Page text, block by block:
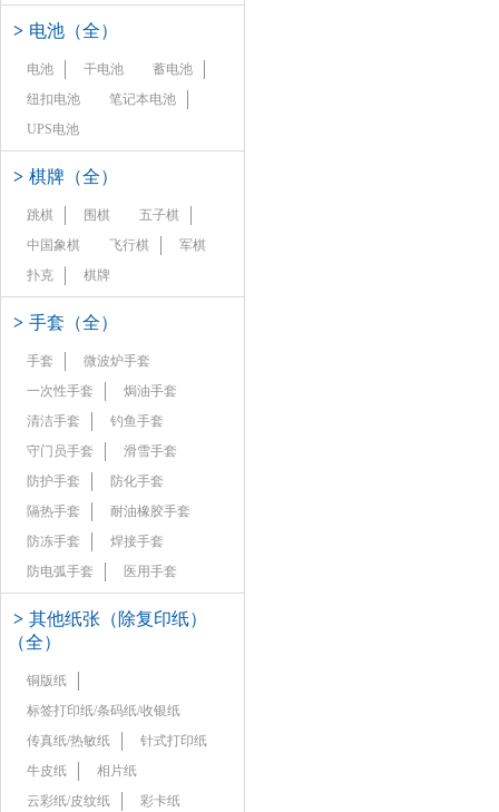
> 电池（全）
电池 干电池
蓄电池
纽扣电池
笔记本电池
UPS电池
> 棋牌（全）
跳棋 围棋
五子棋
中国象棋
飞行棋
军棋
扑克
棋牌
> 手套（全）
手套
微波炉手套
一次性手套
焗油手套
清洁手套
钓鱼手套
守门员手套
滑雪手套
防护手套
防化手套
隔热手套
耐油橡胶手套
防冻手套
焊接手套
防电弧手套
医用手套
> 其他纸张（除复印纸）
（全）
铜版纸
标签打印纸/条码纸/收银纸
传真纸/热敏纸
针式打印纸
牛皮纸
相片纸
云彩纸/皮纹纸
彩卡纸